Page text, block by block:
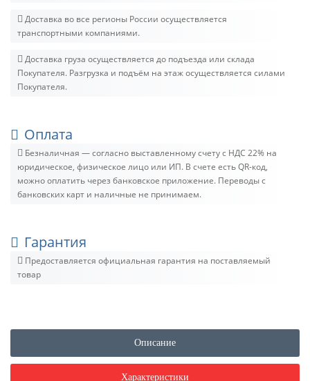
Доставка во все регионы России осуществляется
транспортными компаниями.
Доставка груза осуществляется до подъезда или склада
Покупателя. Разгрузка и подъём на этаж осуществляется силами
Покупателя.
Оплата
Безналичная — согласно выставленному счету c НДС 22% на
юридическое, физическое лицо или ИП. В счете есть QR-код,
можно оплатить через банковское приложение. Переводы с
банковских карт и наличные не принимаем.
Гарантия
Предоставляется официальная гарантия на поставляемый
товар
Описание
Характеристики